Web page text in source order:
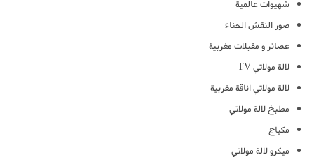
شهيوات عالمية
صور النقش الحناء
عصائر و مقبلات مغربية
لالة مولاتي TV
لالة مولاتي اناقة مغربية
مطبخ لالة مولاتي
مكياج
ميكرو لالة مولاتي